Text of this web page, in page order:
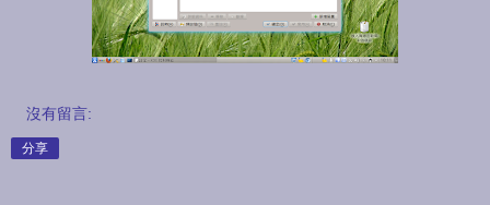
沒有留言:
分享